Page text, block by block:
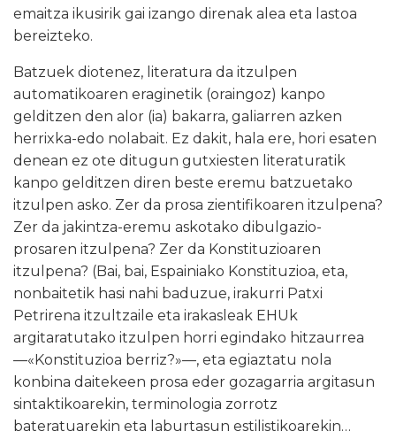
emaitza ikusirik gai izango direnak alea eta lastoa
bereizteko.
Batzuek diotenez, literatura da itzulpen
automatikoaren eraginetik (oraingoz) kanpo
gelditzen den alor (ia) bakarra, galiarren azken
herrixka-edo nolabait. Ez dakit, hala ere, hori esaten
denean ez ote ditugun gutxiesten literaturatik
kanpo gelditzen diren beste eremu batzuetako
itzulpen asko. Zer da prosa zientifikoaren itzulpena?
Zer da jakintza-eremu askotako dibulgazio-
prosaren itzulpena? Zer da Konstituzioaren
itzulpena? (Bai, bai, Espainiako Konstituzioa, eta,
nonbaitetik hasi nahi baduzue, irakurri Patxi
Petrirena itzultzaile eta irakasleak EHUk
argitaratutako itzulpen horri egindako hitzaurrea
—«Konstituzioa berriz?»—, eta egiaztatu nola
konbina daitekeen prosa eder gozagarria argitasun
sintaktikoarekin, terminologia zorrotz
bateratuarekin eta laburtasun estilistikoarekin…